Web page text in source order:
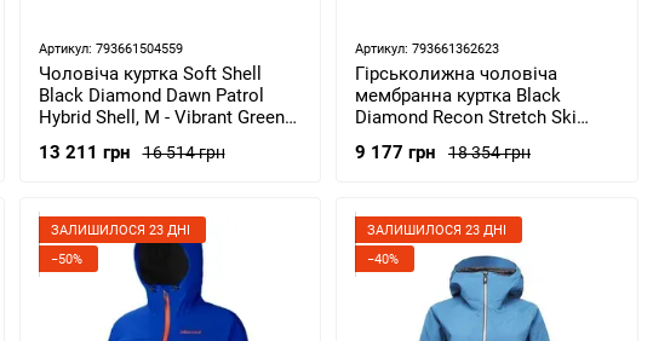
Артикул: 793661504559
Чоловіча куртка Soft Shell
Black Diamond Dawn Patrol
Hybrid Shell, M - Vibrant Green
16 514 грн
13 211 грн
Артикул: 793661362623
Гірськолижна чоловіча
мембранна куртка Black
Diamond Recon Stretch Ski
18 354 грн
9 177 грн
ЗАЛИШИЛОСЯ 23 ДНІ
−50%
ЗАЛИШИЛОСЯ 23 ДНІ
−40%